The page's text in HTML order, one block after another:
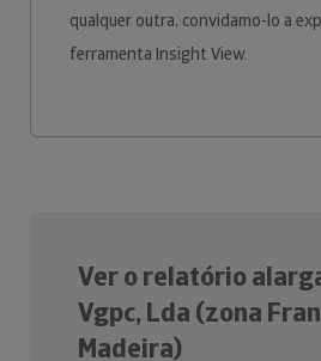
qualquer outra, convidamo-lo a
ferramenta Insight View.
Ver o relatório
Vgpc, Lda (zona
Madeira)